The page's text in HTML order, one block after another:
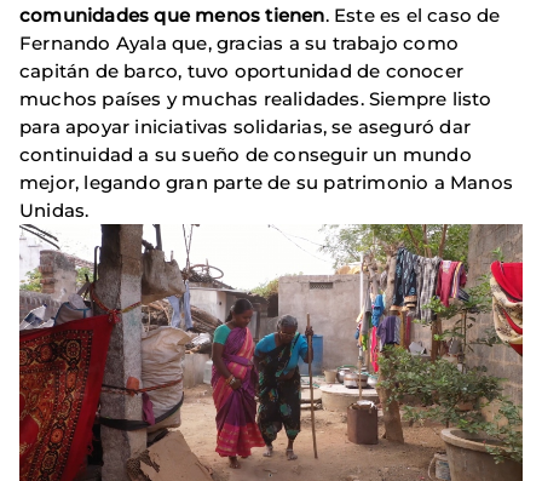
comunidades que menos tienen. Este es el caso de
Fernando Ayala que, gracias a su trabajo como
capitán de barco, tuvo oportunidad de conocer
muchos países y muchas realidades. Siempre listo
para apoyar iniciativas solidarias, se aseguró dar
continuidad a su sueño de conseguir un mundo
mejor, legando gran parte de su patrimonio a Manos
Unidas.